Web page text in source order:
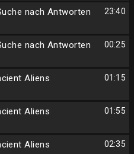
23:40
nach Antworten
00:25
nach Antworten
01:15
Aliens
01:55
Aliens
02:35
Aliens